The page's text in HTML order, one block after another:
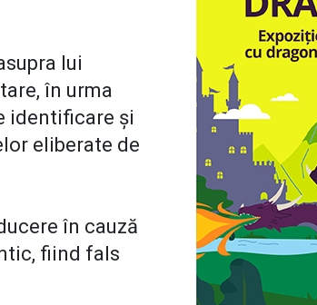
lui
în urma
identificare și
eliberate de
în cauză
fiind fals